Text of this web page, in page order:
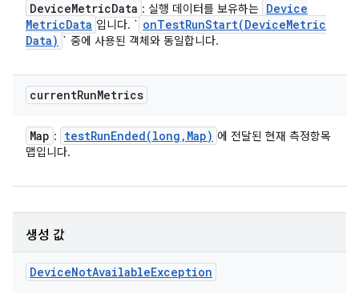
DeviceMetricData : 실행 데이터를 보유하는 Device
MetricData 입니다. ` onTestRunStart(DeviceMetric
Data) ` 중에 사용된 객체와 동일합니다.
currentRunMetrics
Map : testRunEnded(long , Map) 에 전달된 현재 측정항목
맵입니다.
생성 값
DeviceNotAvailableException